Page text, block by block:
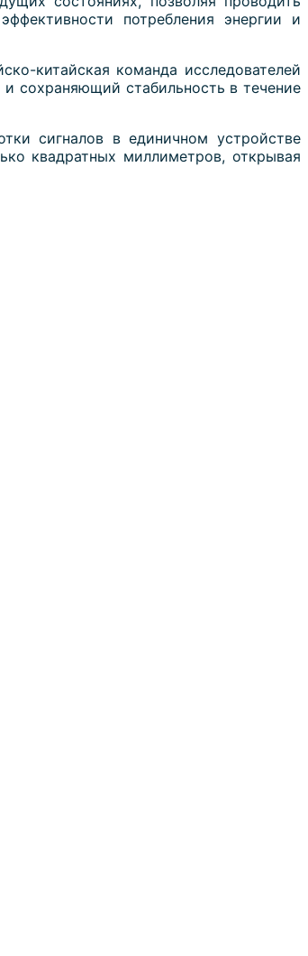
потребления энергии и
китайская команда исследователей
сохраняющий стабильность в течение
сигналов в единичном устройстве
квадратных миллиметров, открывая